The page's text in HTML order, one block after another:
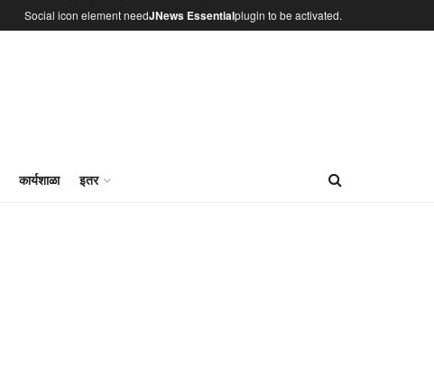
Social icon element needJNews Essentialplugin to be activated.
कार्यशाळा इतर